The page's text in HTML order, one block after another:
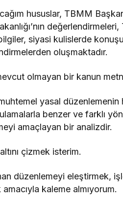
hususlar, TBMM
siyasi kulislerde
oluşmaktadır.
olmayan bir kanun
yasal
benzer ve farklı
amaçlayan bir analizdir.
çizmek isterim.
düzenlemeyi eleştirmek,
amacıyla kaleme almıyorum.